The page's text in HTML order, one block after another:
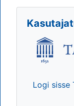
Logi sisse